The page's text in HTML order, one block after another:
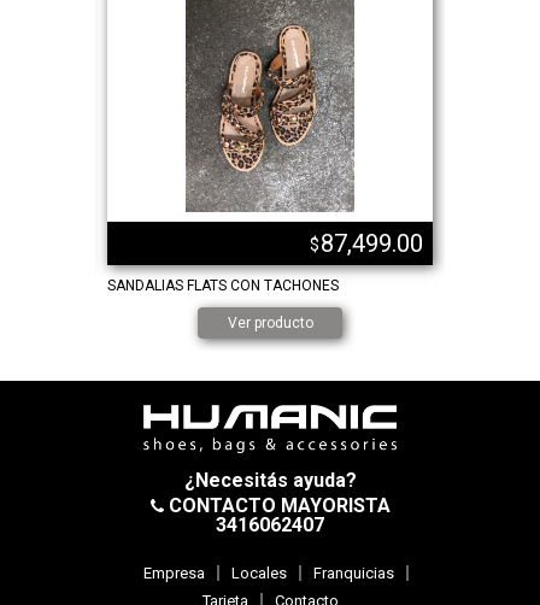
$87,499.00
SANDALIAS FLATS CON TACHONES
Ver producto
¿Necesitás ayuda?
CONTACTO MAYORISTA
3416062407
Empresa Locales
Franquicias
Tarjeta
Contacto